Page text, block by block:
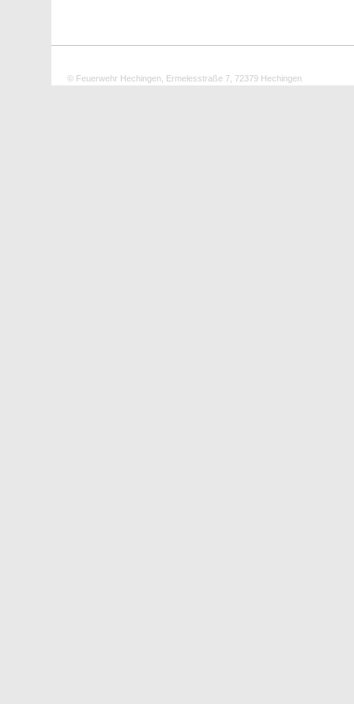
© Feuerwehr Hechingen, Ermelesstraße 7, 72379 Hechingen